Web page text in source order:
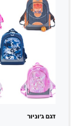
דגם ג׳וניור